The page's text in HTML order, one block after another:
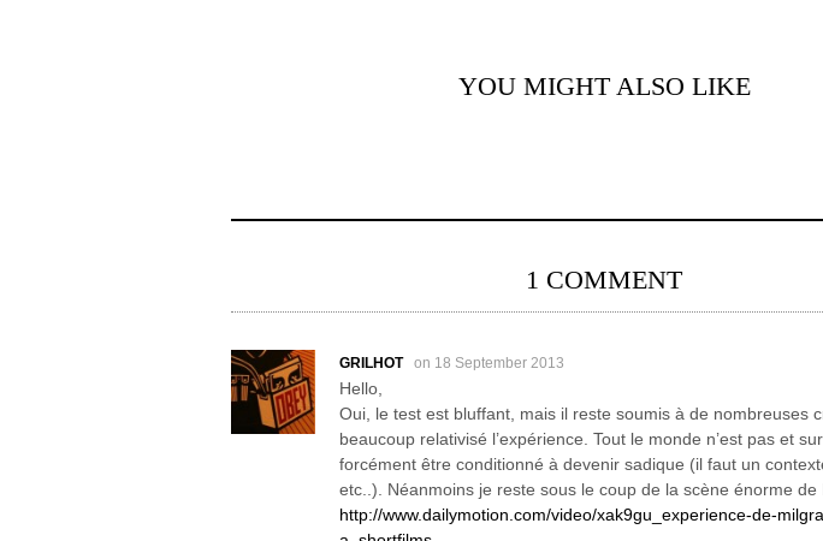
YOU MIGHT ALSO LIKE
1 COMMENT
GRILHOT on 18 September 2013
Hello,
Oui, le test est bluffant, mais il reste soumis à de nombreuses
beaucoup relativisé l’expérience. Tout le monde n’est pas et
forcément être conditionné à devenir sadique (il faut un
etc..). Néanmoins je reste sous le coup de la scène énorme de
http://www.dailymotion.com/video/xak9gu_experience-de-